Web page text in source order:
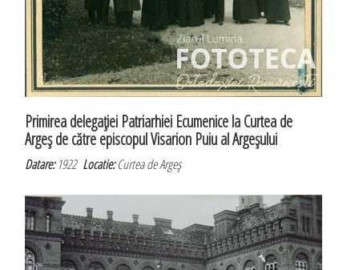
Primirea delegaţiei Patriarhiei Ecumenice la Curtea de
Argeş de către episcopul Visarion Puiu al Argeşului
Datare:1922Locatie:Curtea de Argeş